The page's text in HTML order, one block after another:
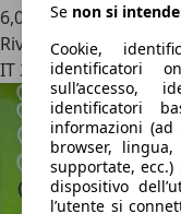
6,0 l/100 km (comb.)
Rivenditore
IT 21014Laveno-
Se non si intende
Cookie,
identificatori
sull’accesso,
identificatori
informazioni
browser,
supportate,
dispositivo
l’utente si